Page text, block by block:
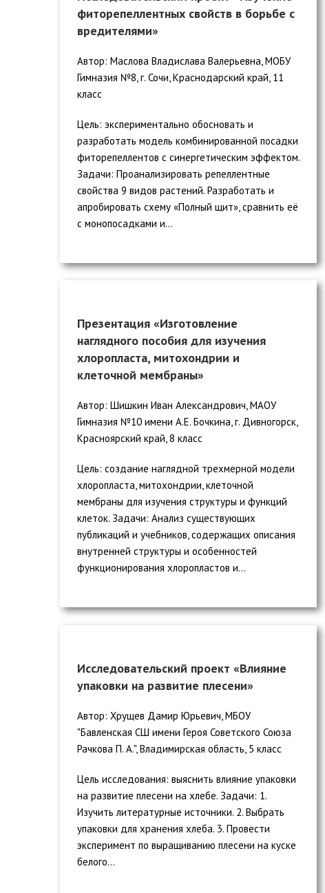
фиторепеллентных свойств в борьбе с
вредителями»
Автор: Маслова Владислава Валерьевна, МОБУ
Гимназия №8, г. Сочи, Краснодарский край, 11
класс
Цель: экспериментально обосновать и
разработать модель комбинированной посадки
фиторепеллентов с синергетическим эффектом.
Задачи: Проанализировать репеллентные
свойства 9 видов растений. Разработать и
апробировать схему «Полный щит», сравнить её
с монопосадками и...
Презентация «Изготовление
наглядного пособия для изучения
хлоропласта, митохондрии и
клеточной мембраны»
Автор: Шишкин Иван Александрович, МАОУ
Гимназия №10 имени А.Е. Бочкина, г. Дивногорск,
Красноярский край, 8 класс
Цель: создание наглядной трехмерной модели
хлоропласта, митохондрии, клеточной
мембраны для изучения структуры и функций
клеток. Задачи: Анализ существующих
публикаций и учебников, содержащих описания
внутренней структуры и особенностей
функционирования хлоропластов и...
Исследовательский проект «Влияние
упаковки на развитие плесени»
Автор: Хрущев Дамир Юрьевич, МБОУ
"Бавленская СШ имени Героя Советского Союза
Рачкова П. А.", Владимирская область, 5 класс
Цель исследования: выяснить влияние упаковки
на развитие плесени на хлебе. Задачи: 1.
Изучить литературные источники. 2. Выбрать
упаковки для хранения хлеба. 3. Провести
эксперимент по выращиванию плесени на куске
белого...